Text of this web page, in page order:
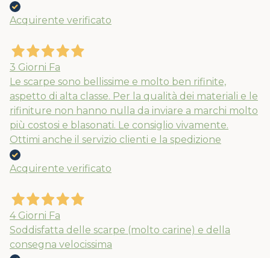
Acquirente verificato
3 Giorni Fa
Le scarpe sono bellissime e molto ben rifinite,
aspetto di alta classe. Per la qualità dei materiali e le
rifiniture non hanno nulla da inviare a marchi molto
più costosi e blasonati. Le consiglio vivamente.
Ottimi anche il servizio clienti e la spedizione
Acquirente verificato
4 Giorni Fa
Soddisfatta delle scarpe (molto carine) e della
consegna velocissima